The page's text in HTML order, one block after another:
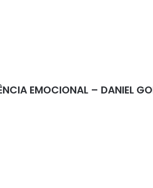
EMOCIONAL – DANIEL